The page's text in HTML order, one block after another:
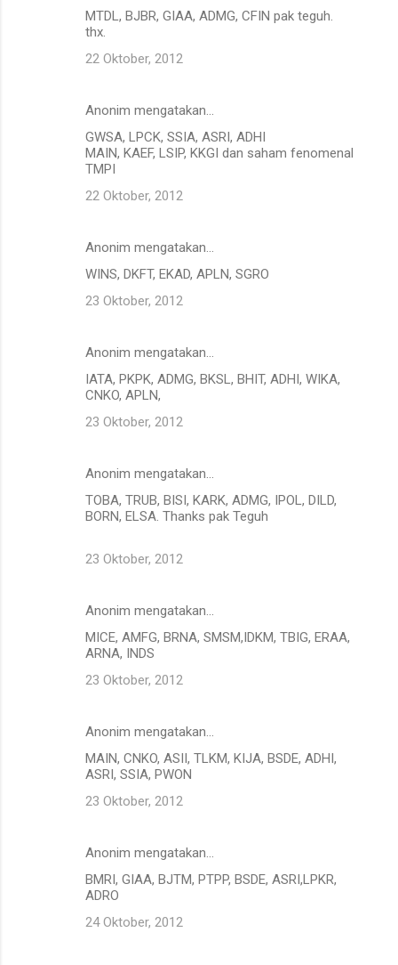
MTDL, BJBR, GIAA, ADMG, CFIN pak teguh.
thx.
22 Oktober, 2012
Anonim mengatakan…
GWSA, LPCK, SSIA, ASRI, ADHI
MAIN, KAEF, LSIP, KKGI dan saham fenomenal
TMPI
22 Oktober, 2012
Anonim mengatakan…
WINS, DKFT, EKAD, APLN, SGRO
23 Oktober, 2012
Anonim mengatakan…
IATA, PKPK, ADMG, BKSL, BHIT, ADHI, WIKA,
CNKO, APLN,
23 Oktober, 2012
Anonim mengatakan…
TOBA, TRUB, BISI, KARK, ADMG, IPOL, DILD,
BORN, ELSA. Thanks pak Teguh
23 Oktober, 2012
Anonim mengatakan…
MICE, AMFG, BRNA, SMSM,IDKM, TBIG, ERAA,
ARNA, INDS
23 Oktober, 2012
Anonim mengatakan…
MAIN, CNKO, ASII, TLKM, KIJA, BSDE, ADHI,
ASRI, SSIA, PWON
23 Oktober, 2012
Anonim mengatakan…
BMRI, GIAA, BJTM, PTPP, BSDE, ASRI,LPKR,
ADRO
24 Oktober, 2012